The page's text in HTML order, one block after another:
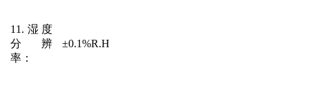
11.湿度
分辨
率 ：
±0.1%R.H